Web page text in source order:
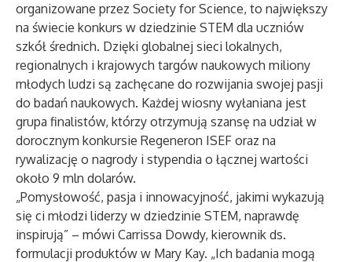
organizowane przez Society for Science, to największy
na świecie konkurs w dziedzinie STEM dla uczniów
szkół średnich. Dzięki globalnej sieci lokalnych,
regionalnych i krajowych targów naukowych miliony
młodych ludzi są zachęcane do rozwijania swojej pasji
do badań naukowych. Każdej wiosny wyłaniana jest
grupa finalistów, którzy otrzymują szansę na udział w
dorocznym konkursie Regeneron ISEF oraz na
rywalizację o nagrody i stypendia o łącznej wartości
około 9 mln dolarów.
„Pomysłowość, pasja i innowacyjność, jakimi wykazują
się ci młodzi liderzy w dziedzinie STEM, naprawdę
inspirują” – mówi Carrissa Dowdy, kierownik ds.
formulacji produktów w Mary Kay. „Ich badania mogą